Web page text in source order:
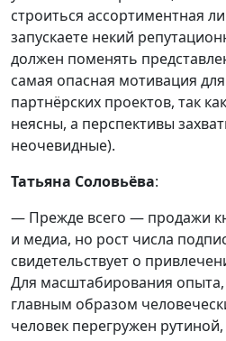
строиться ассортиментная
запускаете некий
должен поменять
самая опасная мотивация
партнёрских проектов, так
неясны, а перспективы
неочевидные).
Татьяна Соловьёва:
— Прежде всего — продажи
и медиа, но рост числа
свидетельствует о
Для масштабирования
главным образом
человек перегружен